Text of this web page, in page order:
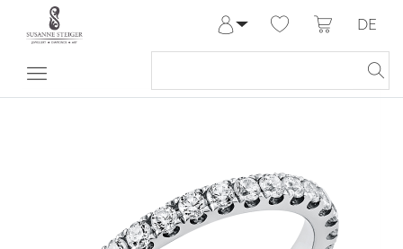
Anmelden
Meine Bestellungen
DE